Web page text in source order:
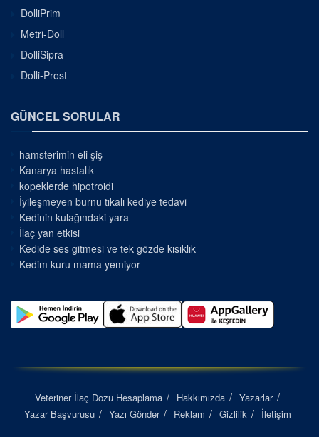
DolliPrim
Metri-Doll
DolliSipra
Dolli-Prost
GÜNCEL SORULAR
hamsterimin eli şiş
Kanarya hastalık
kopeklerde hipotroidi
İyileşmeyen burnu tıkalı kediye tedavi
Kedinin kulağındaki yara
İlaç yan etkisi
Kedide ses gitmesi ve tek gözde kısıklık
Kedim kuru mama yemiyor
Veteriner İlaç Dozu Hesaplama Hakkımızda
Yazarlar
Yazar Başvurusu
Yazı Gönder Reklam Gizlilik İletişim